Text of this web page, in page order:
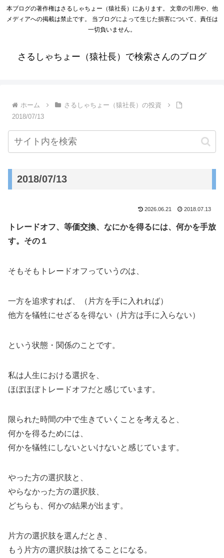
本ブログの著作権はさるしゃちょー（猿社長）にあります。 文章の引用や、他
メディアへの掲載は禁止です。 当ブログによって生じた損害について、責任は
一切負いません。
さるしゃちょー（猿社長）で検索さんのブログ
ホーム
さるしゃちょー（猿社長）の投資
2018/07/13
2018/07/13
2026.06.21 2018.07.13
トレードオフ、等価交換、なにかを得るには、何かを手放
す。その１
そもそもトレードオフっていうのは、
一方を追求すれば、（片方を手に入れれば）
他方を犠牲にせざるを得ない（片方は手に入らない）
という状態・関係のことです。
私は人生における選択を、
ほぼほぼトレードオフだと感じています。
限られた時間の中で生きていくことを考えると、
何かを得るためには、
何かを犠牲にしないといけないと感じています。
やった方の選択肢と、
やらなかった方の選択肢、
どちらも、何かの結果が出ます。
片方の選択肢を選んだとき、
もう片方の選択肢は捨てることになる。